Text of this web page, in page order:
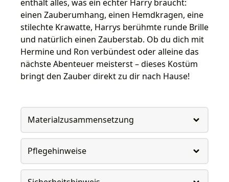
enthält alles, was ein echter Harry braucht:
einen Zauberumhang, einen Hemdkragen, eine
stilechte Krawatte, Harrys berühmte runde Brille
und natürlich einen Zauberstab. Ob du dich mit
Hermine und Ron verbündest oder alleine das
nächste Abenteuer meisterst – dieses Kostüm
bringt den Zauber direkt zu dir nach Hause!
Materialzusammensetzung
Pflegehinweise